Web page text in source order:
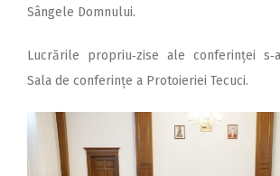
Sângele Domnului.
Lucrările propriu‑zise ale con­ferinței
Sala de conferințe a Protoieriei Tecuci.